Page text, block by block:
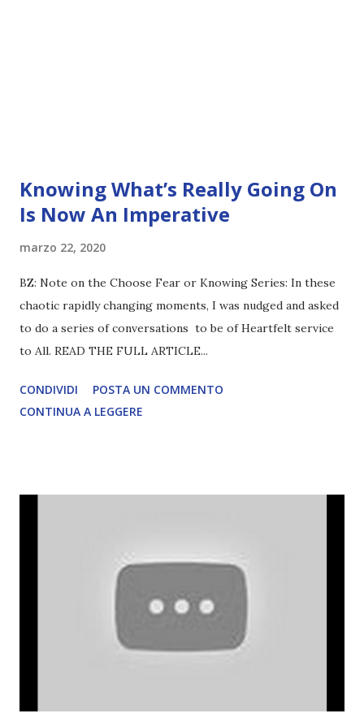
Knowing What’s Really Going On
Is Now An Imperative
marzo 22, 2020
BZ: Note on the Choose Fear or Knowing Series: In these
chaotic rapidly changing moments, I was nudged and asked
to do a series of conversations to be of Heartfelt service
to All. READ THE FULL ARTICLE...
CONDIVIDI
POSTA UN COMMENTO
CONTINUA A LEGGERE